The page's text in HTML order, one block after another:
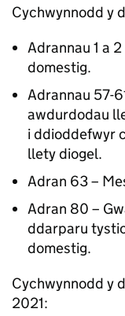
Cychwynnodd y
Adrannau 1 a
domestig.
Adrannau 57-
awdurdodau
i ddioddefwyr
llety diogel.
Adran 63 –
Adran 80 –
ddarparu
domestig.
Cychwynnodd y
2021: